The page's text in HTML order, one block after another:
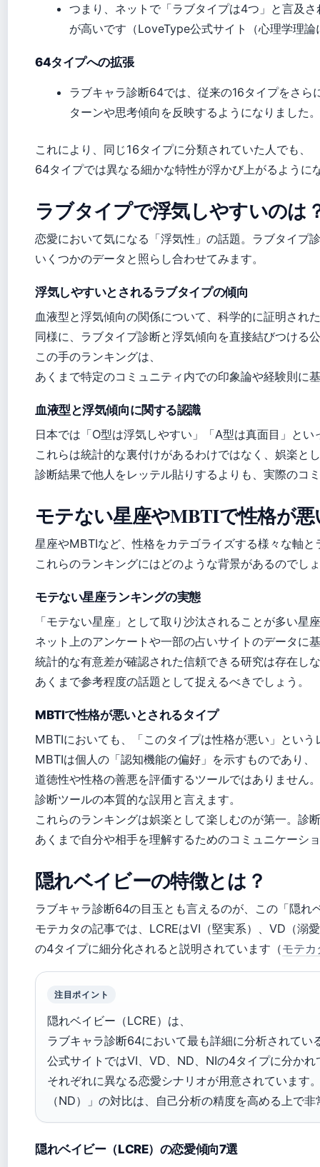
つまり、ネットで「ラブタイプは4つ」と言及
が高いです（LoveType公式サイト（心理学理
64タイプへの拡張
ラブキャラ診断64では、従来の16タイプをさ
ターンや思考傾向を反映するようになりました。
これにより、同じ16タイプに分類されていた人でも、
64タイプでは異なる細かな特性が浮かび上がるように
ラブタイプで浮気しやすいのは
恋愛において気になる「浮気性」の話題。ラブタイプ
いくつかのデータと照らし合わせてみます。
浮気しやすいとされるラブタイプの傾向
血液型と浮気傾向の関係について、科学的に証明され
同様に、ラブタイプ診断と浮気傾向を直接結びつける
この手のランキングは、
あくまで特定のコミュニティ内での印象論や経験則に
血液型と浮気傾向に関する認識
日本では「O型は浮気しやすい」「A型は真面目」と
これらは統計的な裏付けがあるわけではなく、娯楽と
診断結果で他人をレッテル貼りするよりも、実際のコ
モテない星座やMBTIで性格が
星座やMBTIなど、性格をカテゴライズする様々な軸
これらのランキングにはどのような背景があるのでし
モテない星座ランキングの実態
「モテない星座」として取り沙汰されることが多い星
ネット上のアンケートや一部の占いサイトのデータに
統計的な有意差が確認された信頼できる研究は存在し
あくまで参考程度の話題として捉えるべきでしょう。
MBTIで性格が悪いとされるタイプ
MBTIにおいても、「このタイプは性格が悪い」とい
MBTIは個人の「認知機能の偏好」を示すものであり、
道徳性や性格の善悪を評価するツールではありません
診断ツールの本質的な誤用と言えます。
これらのランキングは娯楽として楽しむのが第一。診
あくまで自分や相手を理解するためのコミュニケーシ
隠れベイビーの特徴とは？
ラブキャラ診断64の目玉とも言えるのが、この「隠れ
モテカタの記事では、LCREはVI（堅実系）、VD（溺
の4タイプに細分化されると説明されています（モテカ
注目ポイント
隠れベイビー（LCRE）は、
ラブキャラ診断64において最も詳細に分析されてい
公式サイトではVI、VD、ND、NIの4タイプに分かれ
それぞれに異なる恋愛シナリオが用意されています
（ND）」の対比は、自己分析の精度を高める上で
隠れベイビー（LCRE）の恋愛傾向7選